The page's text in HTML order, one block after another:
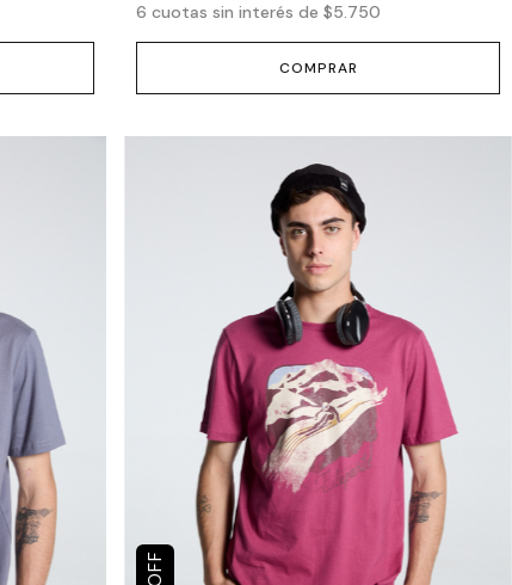
6 cuotas sin interés de$5.750
COMPRAR
OFF